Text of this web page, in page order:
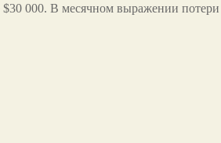
000. В месячном выражении